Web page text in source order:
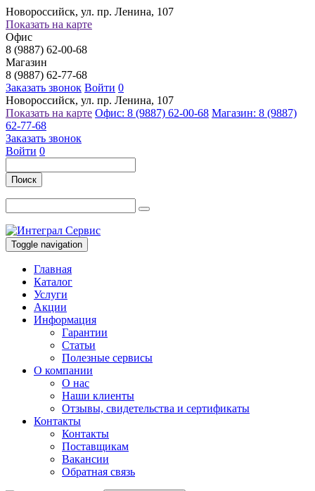
Новороссийск, ул. пр. Ленина, 107
Показать на карте
Офис
8 (9887) 62-00-68
Магазин
8 (9887) 62-77-68
Заказать звонок Войти 0
Новороссийск, ул. пр. Ленина, 107
Показать на карте Офис: 8 (9887) 62-00-68 Магазин: 8 (9887)
62-77-68
Заказать звонок
Войти 0
Поиск
Toggle navigation
Главная
Каталог
Услуги
Акции
Информация
Гарантии
Статьи
Полезные сервисы
О компании
О нас
Наши клиенты
Отзывы, свидетельства и сертификаты
Контакты
Контакты
Поставщикам
Вакансии
Обратная связь